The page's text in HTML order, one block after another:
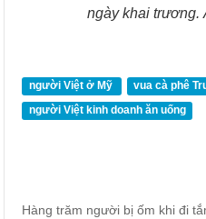
ngày khai trương.
người Việt ở Mỹ
vua cà phê
người Việt kinh doanh ăn uống
Hàng trăm người bị ốm khi đi